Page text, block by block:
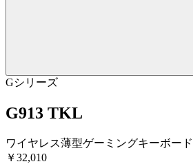
Gシリーズ
G913 TKL
ワイヤレス薄型ゲーミングキーボード
￥32,010